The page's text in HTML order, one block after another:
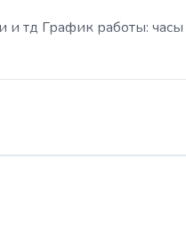
и тд График работы: